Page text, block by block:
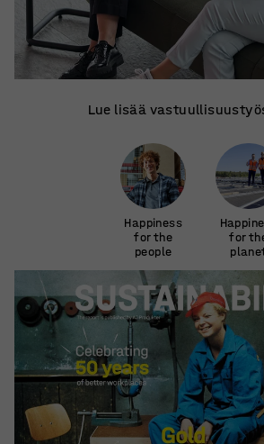
Lue lisää
Happiness
for the
people
for